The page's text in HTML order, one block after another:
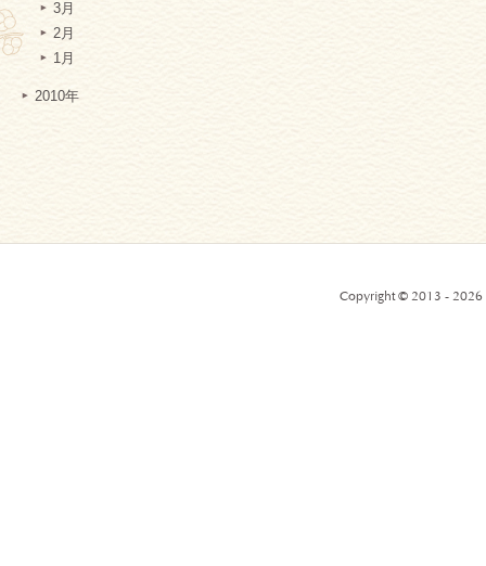
3月
2月
1月
2010年
Copyright © 2013 - 2026